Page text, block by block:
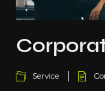
Service